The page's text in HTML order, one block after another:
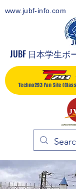
www.jubf-info.com
JUBF 日本学生
Techno293 Fan Site